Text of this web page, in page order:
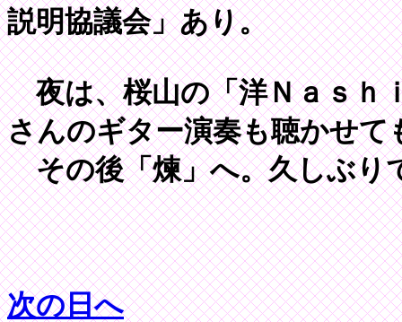
説明協議会」あり。
夜は、桜山の「洋Ｎａｓｈ
さんのギター演奏も聴かせて
その後「煉」へ。久しぶり
次の日へ